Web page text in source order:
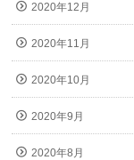
2020年12月
2020年11月
2020年10月
2020年9月
2020年8月